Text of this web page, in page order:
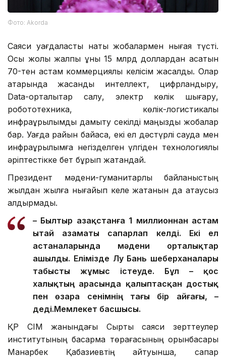
Фото: Аkorda
Саяси уағдаластық нақты жобалармен нығая түсті.
Осы жолы жалпы құны 15 млрд доллардан асатын
70-тен астам коммерциялық келісім жасалды. Олар
қатарында жасанды интеллект, цифрландыру,
Data-орталықтар салу, электр көлік шығару,
робототехника, көлік-логистикалық
инфрақұрылымды дамыту секілді маңызды жобалар
бар. Уағда райын байқасақ, екі ел дәстүрлі сауда мен
инфрақұрылымға негізделген үлгіден технологиялық
әріптестікке бет бұрып жатқандай.
Президент мәдени-гуманитарлық байланыстың
жылдан жылға нығайып келе жатқанын да атаусыз
қалдырмады.
– Былтыр Қазақстанға 1 миллионнан астам
Қытай азаматы сапарлап келді. Екі ел
астаналарында мәдени орталықтар
ашылды. Елімізде Лу Бань шеберханалары
табысты жұмыс істеуде. Бұл – қос
халықтың арасында қалыптасқан достық
пен өзара сенімнің тағы бір айғағы, –
деді.Мемлекет басшысы.
ҚР СІМ жанындағы Сыртқы саяси зерттеулер
институтының басқарма төрағасының орынбасары
Манарбек Қабазиевтің айтуынша, сапар